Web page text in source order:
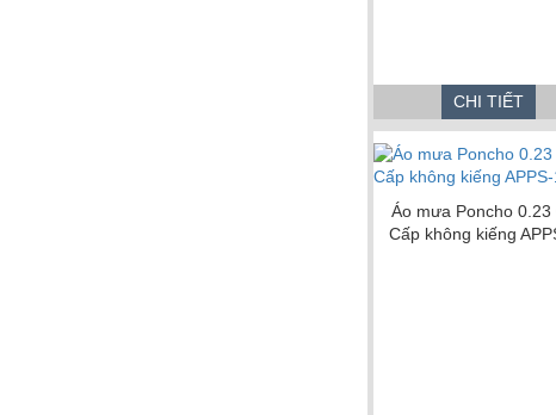
CHI TIẾT
Áo mưa Poncho 0.23
Cấp không kiếng